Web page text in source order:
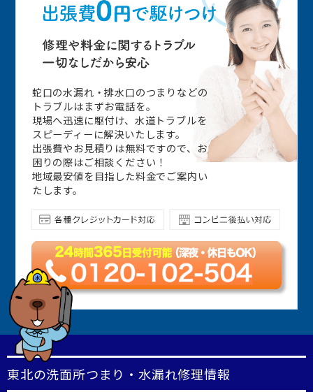
蛇口の水漏れ・排水口のつまりなどの
トラブルはまずお電話を。
現場へ迅速に駆付け、水道トラブルを
スピーディーに解決いたします。
出張費やお見積りは無料ですので、お
困りの際はご相談ください！
地域最安値を目指した料金でご案内い
たします。
東北の洗面所つまり・水漏れ修理情報